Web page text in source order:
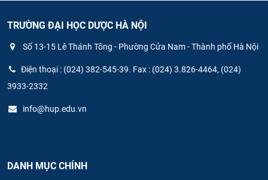
TRƯỜNG ĐẠI HỌC DƯỢC HÀ NỘI
Số 13-15 Lê Thánh Tông - Phường Cửa Nam - Thành phố Hà Nội
Điện thoại : (024) 382-545-39. Fax : (024) 3.826-4464, (024)
3933-2332
info@hup.edu.vn
DANH MỤC CHÍNH